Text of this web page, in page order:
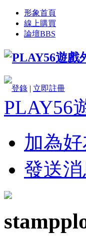
形象首頁
線上購買
論壇BBS
登錄 | 立即註冊
PLAY56
加為
發送消